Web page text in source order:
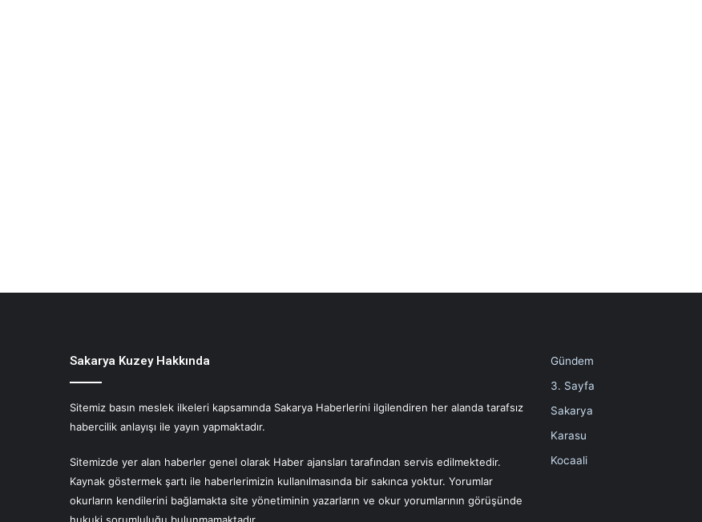
Sakarya Kuzey Hakkında
Sitemiz basın meslek ilkeleri kapsamında Sakarya Haberlerini ilgilendiren her alanda tarafsız
habercilik anlayışı ile yayın yapmaktadır.
Sitemizde yer alan haberler genel olarak Haber ajansları tarafından servis edilmektedir.
Kaynak göstermek şartı ile haberlerimizin kullanılmasında bir sakınca yoktur. Yorumlar
okurların kendilerini bağlamakta site yönetiminin yazarların ve okur yorumlarının görüşünde
Gündem
3. Sayfa
Sakarya
Karasu
Kocaali